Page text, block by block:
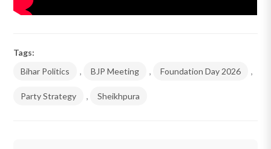
Tags:
Bihar Politics
, BJP Meeting , Foundation Day 2026 ,
Party Strategy , Sheikhpura